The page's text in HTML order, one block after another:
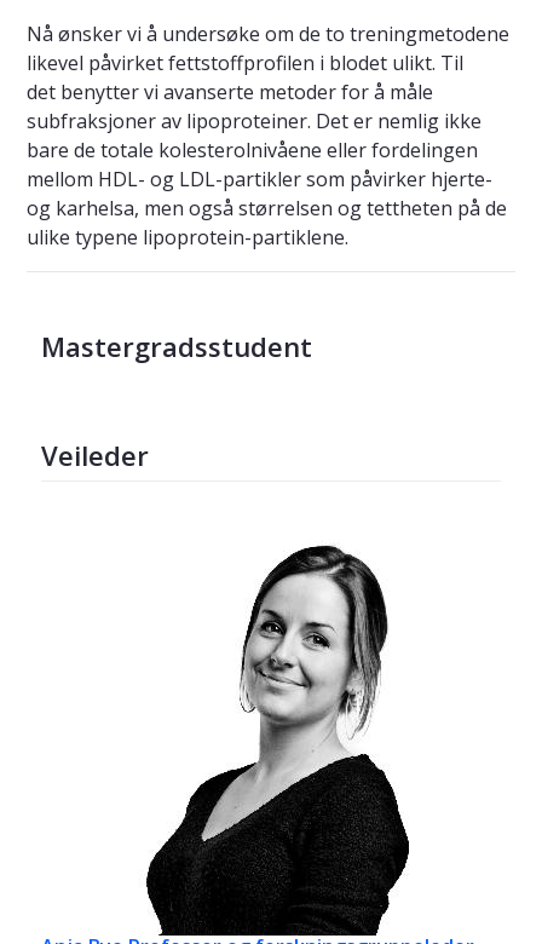
Nå ønsker vi å undersøke om de to treningmetodene
likevel påvirket fettstoffprofilen i blodet ulikt. Til
det benytter vi avanserte metoder for å måle
subfraksjoner av lipoproteiner. Det er nemlig ikke
bare de totale kolesterolnivåene eller fordelingen
mellom HDL- og LDL-partikler som påvirker hjerte-
og karhelsa, men også størrelsen og tettheten på de
ulike typene lipoprotein-partiklene.
Mastergradsstudent
Veileder